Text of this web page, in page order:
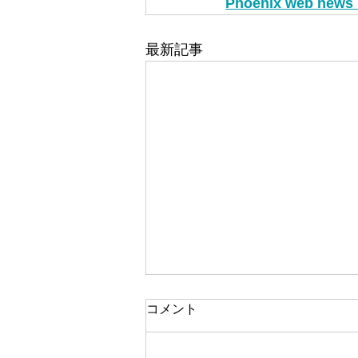
Phoenix web news
最新記事
Phoenix web news Vol.109 を
コメント